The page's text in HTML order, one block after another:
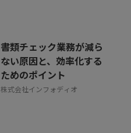
書類チェック業務が減ら
ない原因と、効率化する
ためのポイント
株式会社インフォディオ